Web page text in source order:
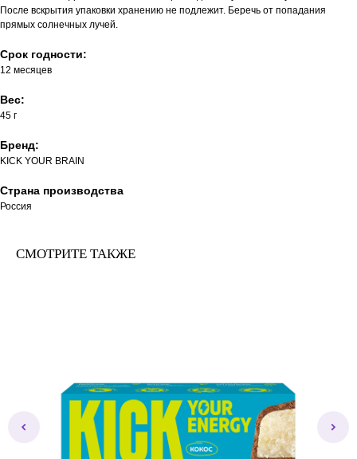
После вскрытия упаковки хранению не подлежит. Беречь от попадания
прямых солнечных лучей.
Срок годности:
12 месяцев
Вес:
45 г
Бренд:
KICK YOUR BRAIN
Страна производства
Россия
СМОТРИТЕ ТАКЖЕ